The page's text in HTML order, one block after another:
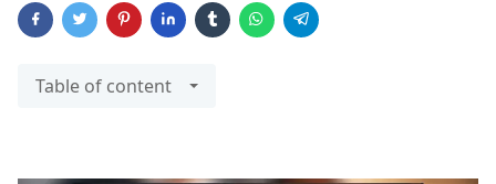
Table of content